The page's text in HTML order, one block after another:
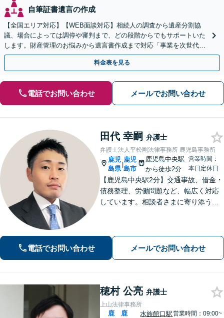
自筆証書遺言の作成
【全国エリア対応】【WEB面談対応】相続人の調査から遺産分割協
議、場合によっては調停や審判まで、どの段階からでもサポートいた
します。財産管理のお悩みから遺言書作成まで対応「事業を次世代に
引き継ぐ安心の事業承継をサポート」【完全個室相談】
料金表を見る
電話でお問い合わせ メールでお問い合わせ
田代 幸嗣 弁護士
弁護士法人平松剛法律事務所 鹿児島事務所
鹿児
島県
|
鹿児
島市
鹿児島中央駅
から徒歩2分
営業時間：
本日定休日
【鹿児島中央駅2分】交通事故、借金・
債務整理、労働問題など、幅広く対応
しています。相談者さまに寄り添うこ
ください。【弁護士歴10年以上】
電話でお問い合わせ メールでお問い合わせ
穂村 公亮 弁護士
上山法律事務所
鹿
鹿
水族館口駅営業時間：09:00~